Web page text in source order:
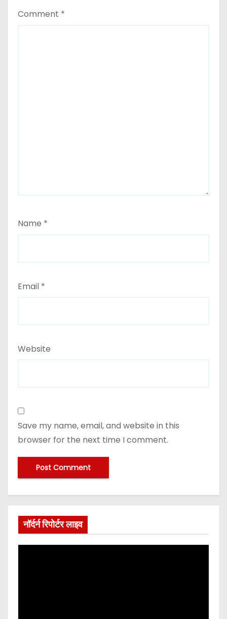
Comment *
Name *
Email *
Website
Save my name, email, and website in this
browser for the next time I comment.
नॉर्दर्न रिपोर्टर लाइव